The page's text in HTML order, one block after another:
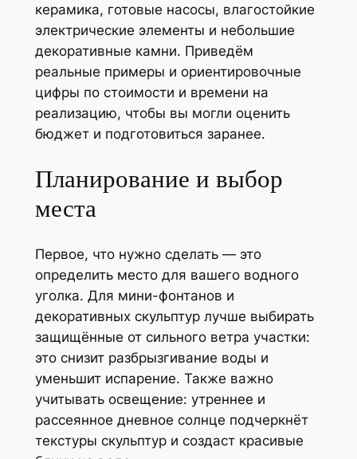
керамика, готовые насосы, влагостойкие
электрические элементы и небольшие
декоративные камни. Приведём
реальные примеры и ориентировочные
цифры по стоимости и времени на
реализацию, чтобы вы могли оценить
бюджет и подготовиться заранее.
Планирование и выбор
места
Первое, что нужно сделать — это
определить место для вашего водного
уголка. Для мини-фонтанов и
декоративных скульптур лучше выбирать
защищённые от сильного ветра участки:
это снизит разбрызгивание воды и
уменьшит испарение. Также важно
учитывать освещение: утреннее и
рассеянное дневное солнце подчеркнёт
текстуры скульптур и создаст красивые